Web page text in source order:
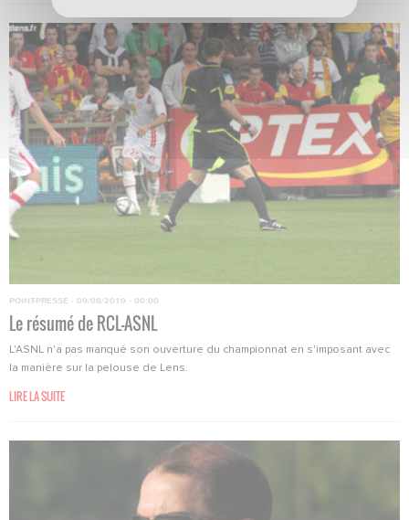
POINT-PRESSE · 09/08/2010 - 00:00
Le résumé de RCL-ASNL
L'ASNL n'a pas manqué son ouverture du championnat en s'imposant avec
la manière sur la pelouse de Lens.
LIRE LA SUITE